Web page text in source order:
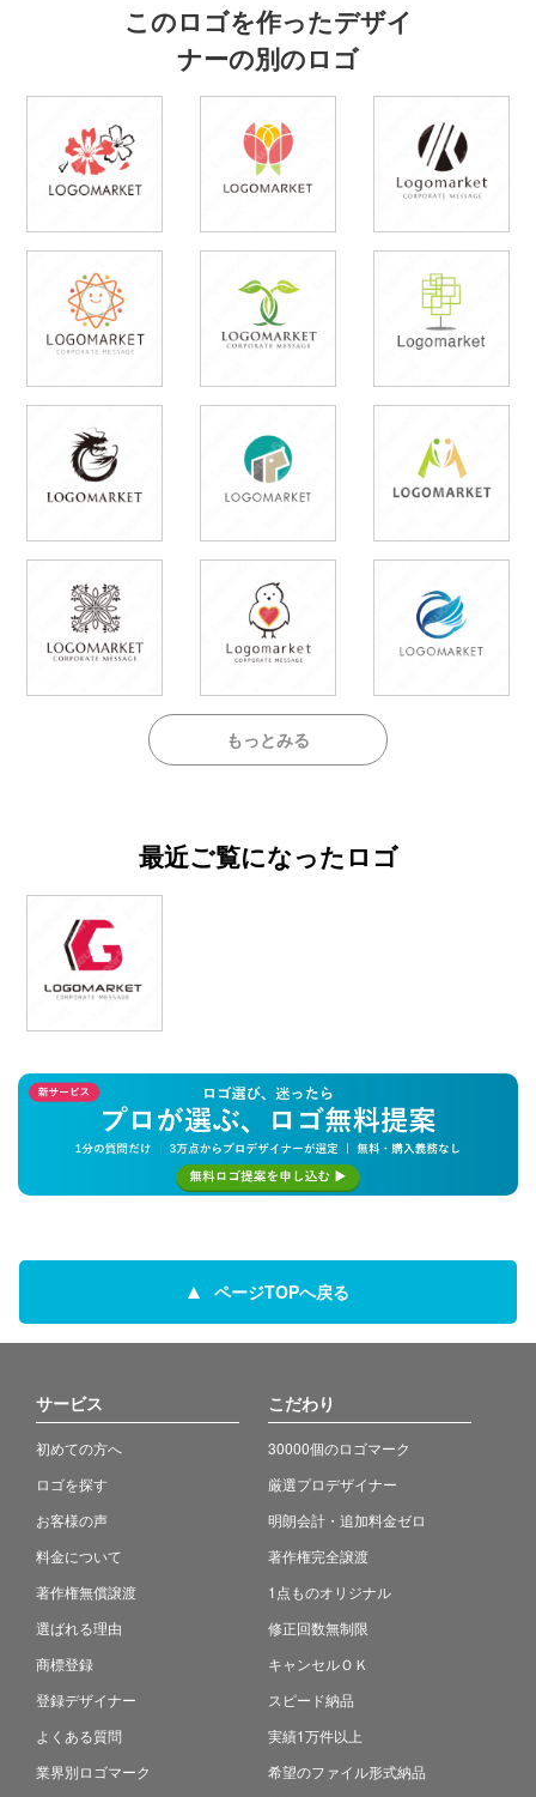
このロゴを作ったデザイ
ナーの別のロゴ
もっとみる
最近ご覧になったロゴ
ページTOPへ戻る
サービス
初めての方へ
ロゴを探す
お客様の声
料金について
著作権無償譲渡
選ばれる理由
商標登録
登録デザイナー
よくある質問
業界別ロゴマーク
こだわり
30000個のロゴマーク
厳選プロデザイナー
明朗会計・追加料金ゼロ
著作権完全譲渡
1点ものオリジナル
修正回数無制限
キャンセルＯＫ
スピード納品
実績1万件以上
希望のファイル形式納品